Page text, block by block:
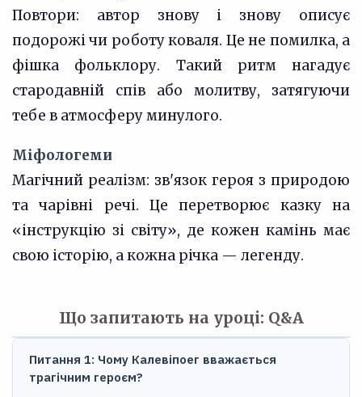
Повтори: автор знову і знову описує
подорожі чи роботу коваля. Це не помилка, а
фішка фольклору. Такий ритм нагадує
стародавній спів або молитву, затягуючи
тебе в атмосферу минулого.
Міфологеми
Магічний реалізм: зв'язок героя з природою
та чарівні речі. Це перетворює казку на
«інструкцію зі світу», де кожен камінь має
свою історію, а кожна річка — легенду.
Що запитають на уроці: Q&A
Питання 1: Чому Калевіпоег вважається
трагічним героєм?